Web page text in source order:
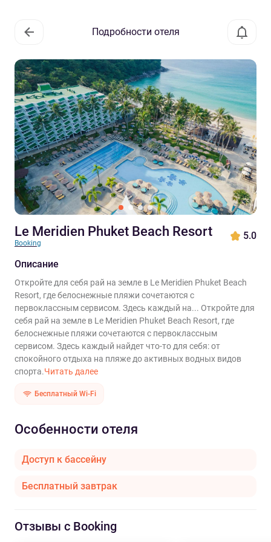
Подробности отеля
Le Meridien Phuket Beach Resort
Booking
5.0
Описание
Откройте для себя рай на земле в Le Meridien Phuket Beach
Resort, где белоснежные пляжи сочетаются с
первоклассным сервисом. Здесь каждый на... Откройте для
себя рай на земле в Le Meridien Phuket Beach Resort, где
белоснежные пляжи сочетаются с первоклассным
сервисом. Здесь каждый найдет что-то для себя: от
спокойного отдыха на пляже до активных водных видов
спорта.Читать далее
Бесплатный Wi-Fi
Особенности отеля
Доступ к бассейну
Бесплатный завтрак
Отзывы с Booking